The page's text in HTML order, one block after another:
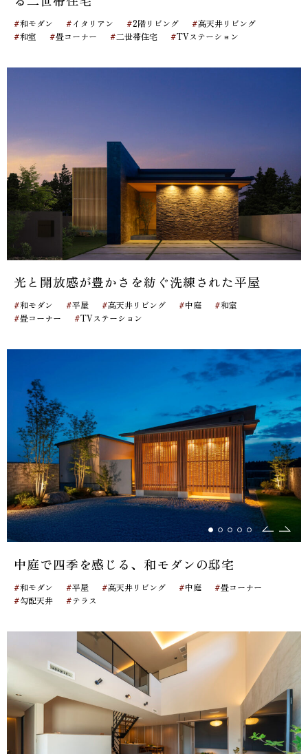
#和モダン #イタリアン #2階リビング #高天井リビング
#和室 #畳コーナー #二世帯住宅 #TVステーション
光と開放感が豊かさを紡ぐ洗練された平屋
#和モダン #平屋 #高天井リビング #中庭 #和室
#畳コーナー #TVステーション
中庭で四季を感じる、和モダンの邸宅
#和モダン #平屋 #高天井リビング #中庭 #畳コーナー
#勾配天井 #テラス